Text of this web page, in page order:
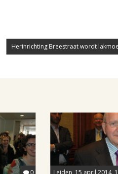
Herinrichting Breestraat wordt
0 Leiden, 15 april 2014,